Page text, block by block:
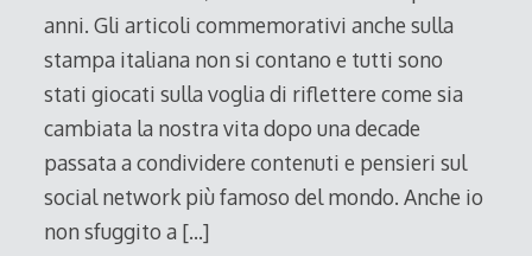
anni. Gli articoli commemorativi anche sulla
stampa italiana non si contano e tutti sono
stati giocati sulla voglia di riflettere come sia
cambiata la nostra vita dopo una decade
passata a condividere contenuti e pensieri sul
social network più famoso del mondo. Anche io
non sfuggito a […]